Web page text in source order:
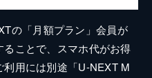
の「月額プラン」会員が
ことで、スマホ代がお得
用には別途「U-NEXT M